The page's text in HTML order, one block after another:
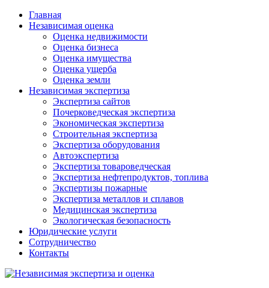
Главная
Независимая оценка
Оценка недвижимости
Оценка бизнеса
Оценка имущества
Оценка ущерба
Оценка земли
Независимая экспертиза
Экспертиза сайтов
Почерковедческая экспертиза
Экономическая экспертиза
Строительная экспертиза
Экспертиза оборудования
Автоэкспертиза
Экспертиза товароведческая
Экспертиза нефтепродуктов, топлива
Экспертизы пожарные
Экспертиза металлов и сплавов
Медицинская экспертиза
Экологическая безопасность
Юридические услуги
Сотрудничество
Контакты